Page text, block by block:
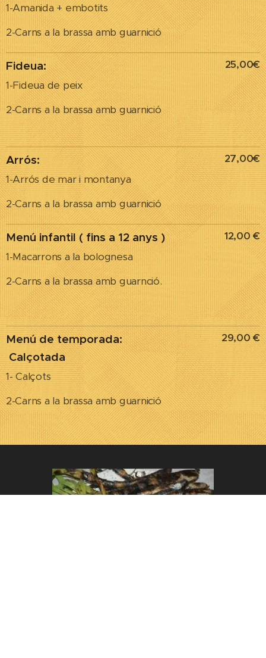
1-Amanida + embotits
2-Carns a la brassa amb guarnició
Fideua:
1-Fideua de peix
2-Carns a la brassa amb guarnició
25,00€
Arrós:
1-Arrós de mar i montanya
2-Carns a la brassa amb guarnició
27,00€
Menú infantil ( fins a 12 anys )
1-Macarrons a la bolognesa
2-Carns a la brassa amb guarnció.
12,00 €
Menú de temporada:
Calçotada
1- Calçots
2-Carns a la brassa amb guarnició
29,00 €